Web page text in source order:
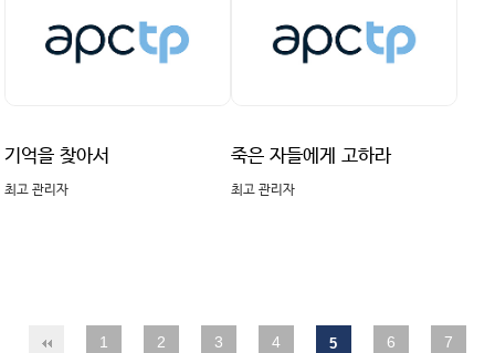
기억을 찾아서
최고 관리자
죽은 자들에게 고하라
최고 관리자
1 2 3 4 5 6
7